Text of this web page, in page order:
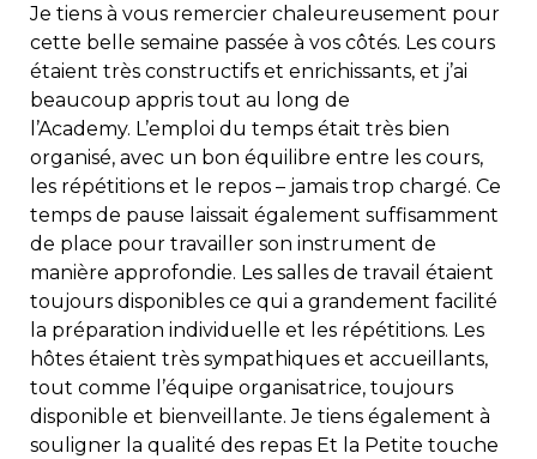
Je tiens à vous remercier chaleureusement pour
cette belle semaine passée à vos côtés. Les cours
étaient très constructifs et enrichissants, et j’ai
beaucoup appris tout au long de
l’Academy. L’emploi du temps était très bien
organisé, avec un bon équilibre entre les cours,
les répétitions et le repos – jamais trop chargé. Ce
temps de pause laissait également suffisamment
de place pour travailler son instrument de
manière approfondie. Les salles de travail étaient
toujours disponibles ce qui a grandement facilité
la préparation individuelle et les répétitions. Les
hôtes étaient très sympathiques et accueillants,
tout comme l’équipe organisatrice, toujours
disponible et bienveillante.Je tiens également à
souligner la qualité des repas Et la Petite touche